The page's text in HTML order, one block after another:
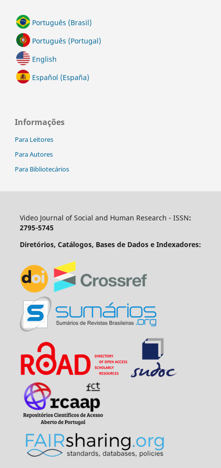
Português (Brasil)
Português (Portugal)
English
Español (España)
Informações
Para Leitores
Para Autores
Para Bibliotecários
Video Journal of Social and Human Research - ISSN:
2795-5745
Diretórios, Catálogos, Bases de Dados e Indexadores: